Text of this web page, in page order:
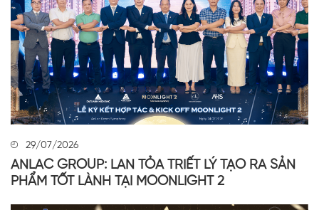
29/07/2026
ANLAC GROUP: LAN TỎA TRIẾT LÝ TẠO RA SẢN
PHẨM TỐT LÀNH TẠI MOONLIGHT 2